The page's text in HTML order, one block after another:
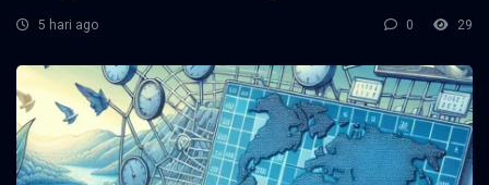
5 hari ago 0 29